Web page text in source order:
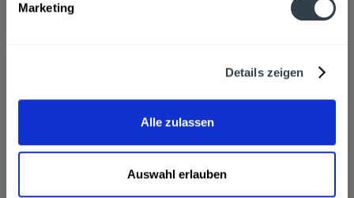
Marketing
Details zeigen
Alle zulassen
Auswahl erlauben
20,0% volmehr
Kunden haben sich ebenfalls angesehen
Blue Curaçao, De Kuyper Likör 0,7l wird in den
folgenden Regionen, Städten, Orten und Postleitzahl-